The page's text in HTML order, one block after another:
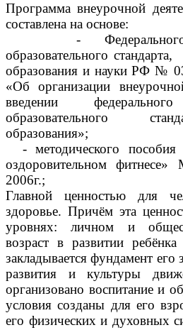
Программа внеурочной
составлена на основе:
- Федерального
образовательного
образования и науки РФ №
«Об организации
введении федерального
образовательного
образования»;
- методического пособия
оздоровительном
2006г.;
Главной ценностью для
здоровье. Причём эта
уровнях: личном и
возраст в развитии
закладывается фундамент его
развития и культуры
организовано воспитание и
условия созданы для его
его физических и духовных